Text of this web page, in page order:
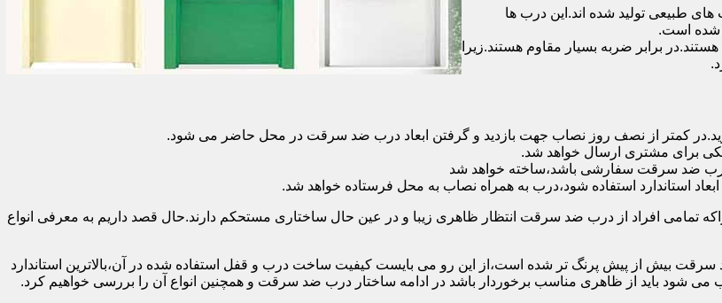
های طبیعی تولید شده اند.این درب ها
شده است.
برابر ضربه بسیار مقاوم هستند.زیرا
کمتر از نصف روز نصاب جهت بازدید و گرفتن ابعاد درب ضد سرقت در محل حاضر می شود.
برای مشتری ارسال خواهد شد.
ضد سرقت سفارشی باشد،ساخته خواهد شد
استاندارد استفاده شود،درب به همراه نصاب به محل فرستاده خواهد شد.
تمامی افراد از درب ضد سرقت انتظار ظاهری زیبا و در عین حال ساختاری مستحکم دارند.حال قصد داریم به معرفی انواع
بیش از پیش پرنگ تر شده است،از این رو می بایست کیفیت ساخت درب و قفل استفاده شده در آن،بالاترین استاندارد
باید از ظاهری مناسب برخوردار باشد در ادامه ساختار درب ضد سرقت و همچنین انواع آن را بررسی خواهیم کرد.